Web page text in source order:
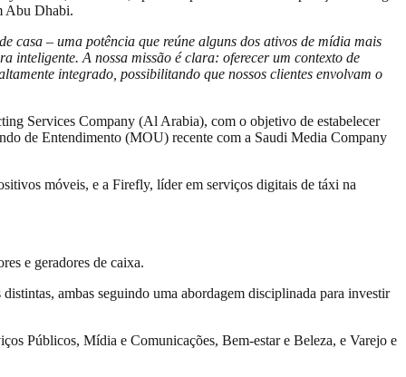
Abu Dhabi.
– uma potência que reúne alguns dos ativos de mídia mais
inteligente. A nossa missão é clara: oferecer um contexto de
integrado, possibilitando que nossos clientes envolvam o
Services Company (Al Arabia), com o objetivo de estabelecer
de Entendimento (MOU) recente com a Saudi Media Company
móveis, e a Firefly, líder em serviços digitais de táxi na
e geradores de caixa.
ambas seguindo uma abordagem disciplinada para investir
Públicos, Mídia e Comunicações, Bem-estar e Beleza, e Varejo e